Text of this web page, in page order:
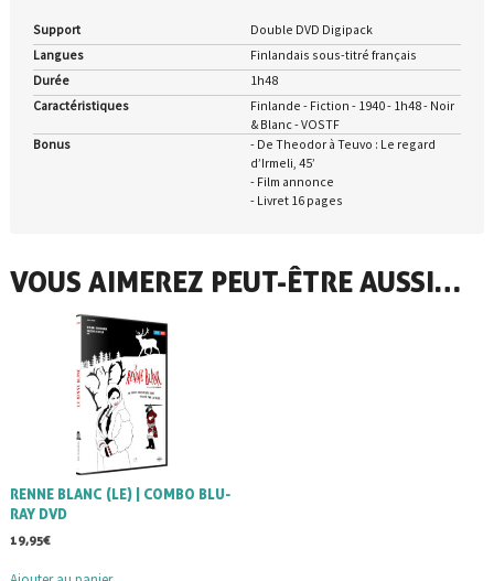
Support
Double DVD Digipack
Langues
Finlandais sous-titré français
Durée
1h48
Caractéristiques
Finlande - Fiction - 1940 - 1h48 - Noir
& Blanc - VOSTF
Bonus
- De Theodor à Teuvo : Le regard
d’Irmeli, 45’
- Film annonce
- Livret 16 pages
VOUS AIMEREZ PEUT-ÊTRE AUSSI…
RENNE BLANC (LE) | COMBO BLU-
RAY DVD
19,95€